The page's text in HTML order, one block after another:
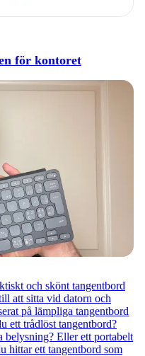
för kontoret
och skönt tangentbord
att sitta vid datorn och
på lämpliga tangentbord
ett trådlöst tangentbord?
belysning? Eller ett portabelt
hittar ett tangentbord som